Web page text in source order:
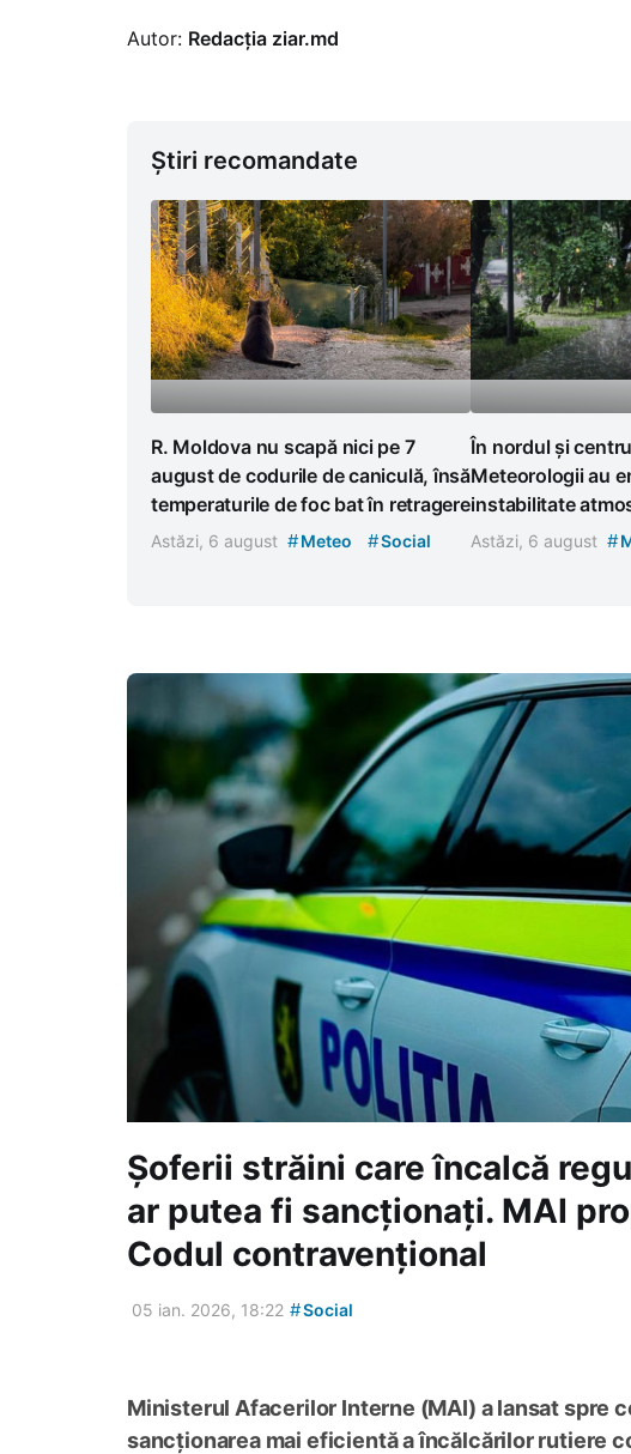
Autor: Redacția ziar.md
Știri recomandate
R. Moldova nu scapă nici pe 7
august de codurile de caniculă, însă
temperaturile de foc bat în retragere
Astăzi, 6 august #Meteo #Social
În nordul și
Meteorologii au
instabilitate
Astăzi, 6 august #
Șoferii străini care încalcă
ar putea fi sancționați. MAI
Codul contravențional
05 ian. 2026, 18:22 #Social
Ministerul Afacerilor Interne (MAI) a lansat spre
sancționarea mai eficientă a încălcărilor rutiere